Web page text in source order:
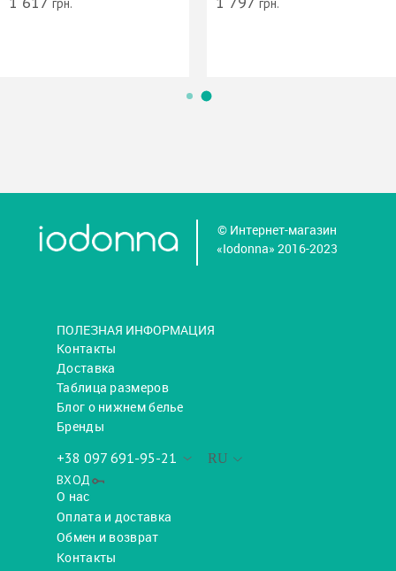
© Интернет-магазин
«Iodonna» 2016-2023
ПОЛЕЗНАЯ ИНФОРМАЦИЯ
Контакты
Доставка
Таблица размеров
Блог о нижнем белье
Бренды
RU
+38 097 691-95-21
ВХОД
О нас
Оплата и доставка
Обмен и возврат
Контакты